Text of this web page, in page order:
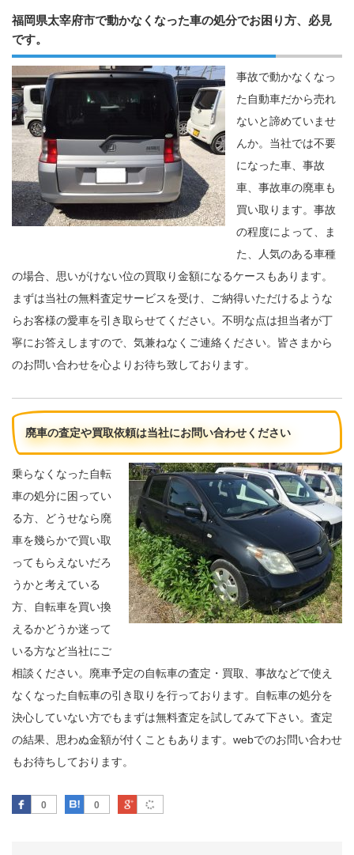
福岡県太宰府市で動かなくなった車の処分でお困り方、必見
です。
事故で動かなくなっ
た自動車だから売れ
ないと諦めていませ
んか。当社では不要
になった車、事故
車、事故車の廃車も
買い取ります。事故
の程度によって、ま
た、人気のある車種
の場合、思いがけない位の買取り金額になるケースもあります。
まずは当社の無料査定サービスを受け、ご納得いただけるような
らお客様の愛車を引き取らせてください。不明な点は担当者が丁
寧にお答えしますので、気兼ねなくご連絡ください。皆さまから
のお問い合わせを心よりお待ち致しております。
廃車の査定や買取依頼は当社にお問い合わせください
乗らなくなった自転
車の処分に困ってい
る方、どうせなら廃
車を幾らかで買い取
ってもらえないだろ
うかと考えている
方、自転車を買い換
えるかどうか迷って
いる方など当社にご
相談ください。廃車予定の自転車の査定・買取、事故などで使え
なくなった自転車の引き取りを行っております。自転車の処分を
決心していない方でもまずは無料査定を試してみて下さい。査定
の結果、思わぬ金額が付くこともあります。webでのお問い合わせ
もお待ちしております。
0
Facebook 0
はてなブックマーク
Google Plus